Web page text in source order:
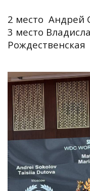
2 место Андрей
3 место
Рождественская